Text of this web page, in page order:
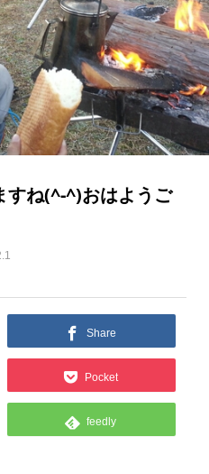
すね(^-^)おはようご
Share
Pocket
feedly